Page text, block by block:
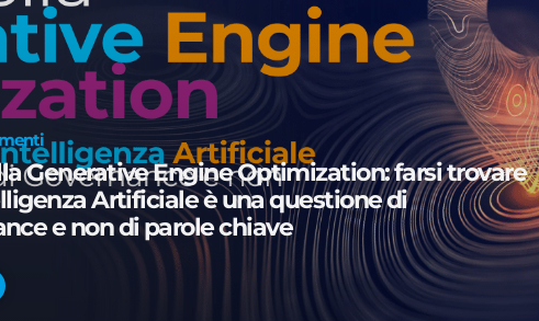
Generative Engine Optimization: farsi trovare
Artificiale è una questione di
e non di parole chiave